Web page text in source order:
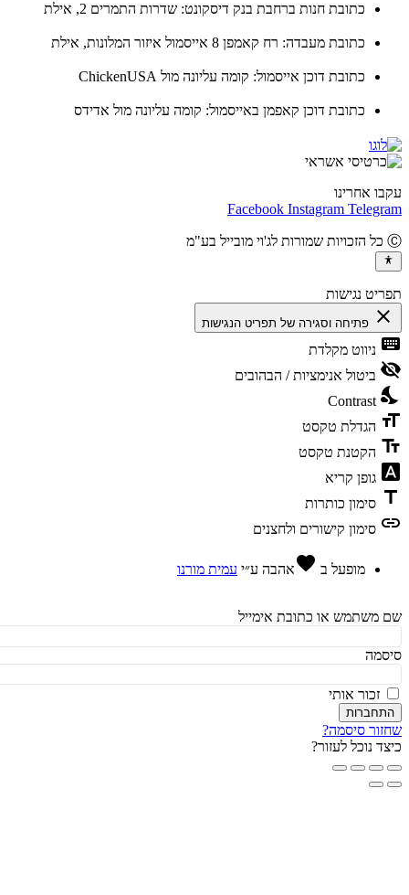
כתובת חנות ברחבת בנק דיסקונט: שדרות התמרים 2, אילת
כתובת מעבדה: רח קאמפן 8 אייסמול איזור המלונות, אילת
כתובת דוכן אייסמול: קומה עליונה מול ChickenUSA
כתובת דוכן קאפמן באייסמול: קומה עליונה מול אדידס
אחרינו
Facebook Instagram
נגישות
פתיחה וסגירה של תפריט הנגישות
ניווט מקלדת
ביטול אנימציות / הבהובים
Contrast
הגדלת טקסט
הקטנת טקסט
גופן קריא
סימון כותרות
סימון קישורים ולחצנים
מופעל בfavorite אהבהע״י עמית מורנו
או כתובת אימייל
זכור אותי
סיסמה?
נוכל לעזור?